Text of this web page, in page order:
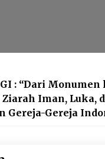
: “Dari Monumen
Iman, Luka,
Gereja-Gereja